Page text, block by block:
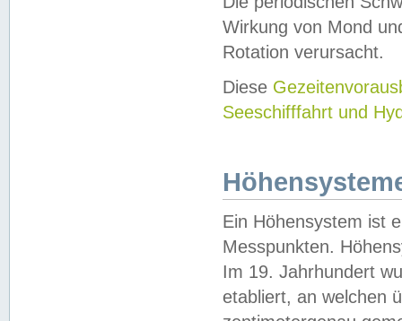
Wirkung von Mond
Rotation verursacht.
Diese
Seeschifffahrt und
Ein Höhensystem ist
Messpunkten.
Im 19. Jahrhundert
etabliert, an welchen